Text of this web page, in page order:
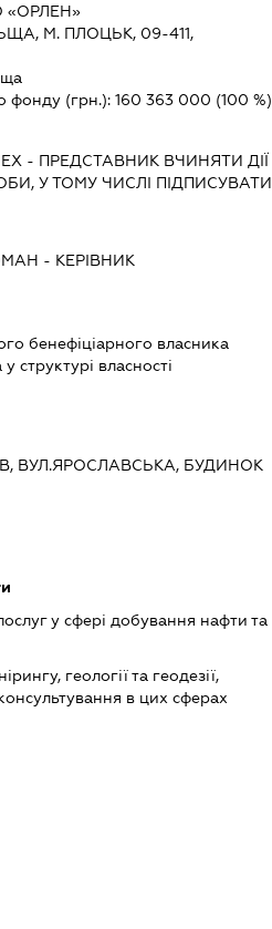
«ОРЛЕН»
М. ПЛОЦЬК, 09-411,
фонду (грн.): 160 363 000 (100 %)
- ПРЕДСТАВНИК ВЧИНЯТИ ДІЇ
У ТОМУ ЧИСЛІ ПІДПИСУВАТИ
- КЕРІВНИК
бенефіціарного власника
структурі власності
ВУЛ.ЯРОСЛАВСЬКА, БУДИНОК
у сфері добування нафти та
геології та геодезії,
в цих сферах